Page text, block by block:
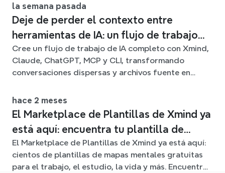
la semana pasada
Deje de perder el contexto entre
herramientas de IA: un flujo de trabajo
conectado con Xmind
Cree un flujo de trabajo de IA completo con Xmind,
Claude, ChatGPT, MCP y CLI, transformando
conversaciones dispersas y archivos fuente en
hace 2 meses
El Marketplace de Plantillas de Xmind ya
está aquí: encuentra tu plantilla de
mapa mental para cualquier situación
El Marketplace de Plantillas de Xmind ya está aquí:
cientos de plantillas de mapas mentales gratuitas
para el trabajo, el estudio, la vida y más. Encuentra